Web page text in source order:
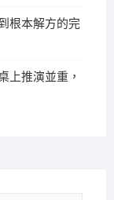
根本解方的完
上推演並重，